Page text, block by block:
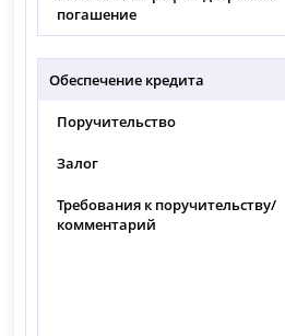
погашение
Обеспечение кредита
Поручительство
Залог
Требования к поручительству/
комментарий